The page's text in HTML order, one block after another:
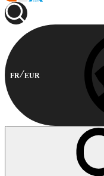
FR EUR